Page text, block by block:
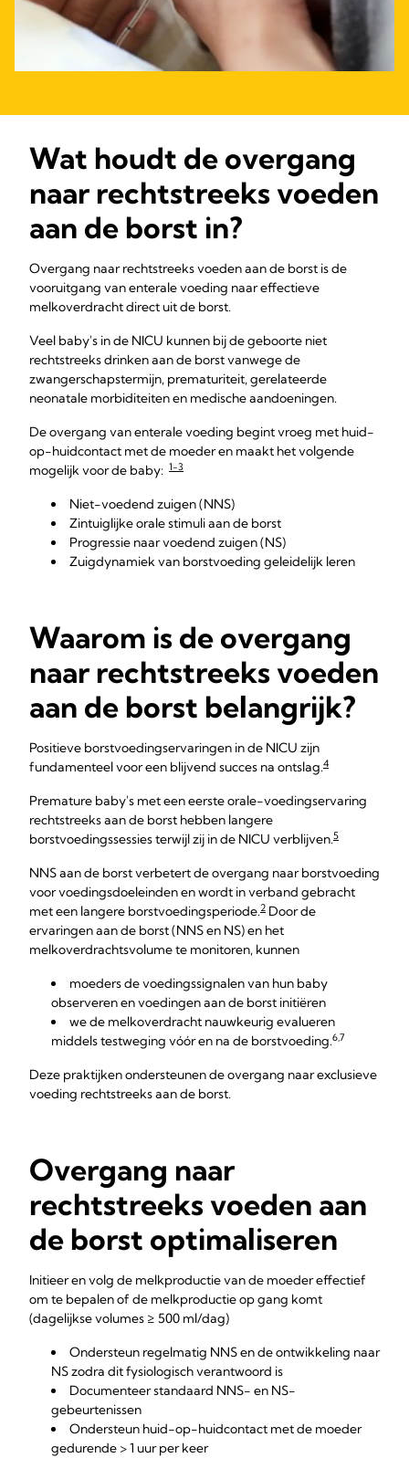
Wat houdt de overgang
naar rechtstreeks voeden
aan de borst in?
Overgang naar rechtstreeks voeden aan de borst is de
vooruitgang van enterale voeding naar effectieve
melkoverdracht direct uit de borst.
Veel baby's in de NICU kunnen bij de geboorte niet
rechtstreeks drinken aan de borst vanwege de
zwangerschapstermijn, prematuriteit, gerelateerde
neonatale morbiditeiten en medische aandoeningen.
De overgang van enterale voeding begint vroeg met huid-
op-huidcontact met de moeder en maakt het volgende
mogelijk voor de baby: 1-3
Niet-voedend zuigen (NNS)
Zintuiglijke orale stimuli aan de borst
Progressie naar voedend zuigen (NS)
Zuigdynamiek van borstvoeding geleidelijk leren
Waarom is de overgang
naar rechtstreeks voeden
aan de borst belangrijk?
Positieve borstvoedingservaringen in de NICU zijn
fundamenteel voor een blijvend succes na ontslag.4
Premature baby's met een eerste orale-voedingservaring
rechtstreeks aan de borst hebben langere
borstvoedingssessies terwijl zij in de NICU verblijven.5
NNS aan de borst verbetert de overgang naar borstvoeding
voor voedingsdoeleinden en wordt in verband gebracht
met een langere borstvoedingsperiode.2 Door de
ervaringen aan de borst (NNS en NS) en het
melkoverdrachtsvolume te monitoren, kunnen
moeders de voedingssignalen van hun baby
observeren en voedingen aan de borst initiëren
we de melkoverdracht nauwkeurig evalueren
middels testweging vóór en na de borstvoeding.6,7
Deze praktijken ondersteunen de overgang naar exclusieve
voeding rechtstreeks aan de borst.
Overgang naar
rechtstreeks voeden aan
de borst optimaliseren
Initieer en volg de melkproductie van de moeder effectief
om te bepalen of de melkproductie op gang komt
(dagelijkse volumes ≥ 500 ml/dag)
Ondersteun regelmatig NNS en de ontwikkeling naar
NS zodra dit fysiologisch verantwoord is
Documenteer standaard NNS- en NS-
gebeurtenissen
Ondersteun huid-op-huidcontact met de moeder
gedurende > 1 uur per keer